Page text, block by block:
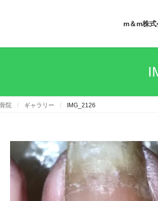
m＆m株
院 ギャラリー IMG_2126